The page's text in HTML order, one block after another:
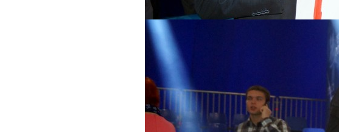
Wizyty w Parlamencie i Ministerstwach
Spotkania i debaty, PROTESTY, MARSZE
Debaty i spotkania 2017
Konkursy 2014
Różne
Praca w kampanii
Sejmowe
Budżet Obywatelski 2021
Dla dzieci i młodzieży
Msze, marsze i wiece